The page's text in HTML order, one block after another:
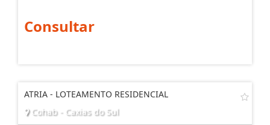
Consultar
ATRIA - LOTEAMENTO RESIDENCIAL
Cohab - Caxias do Sul